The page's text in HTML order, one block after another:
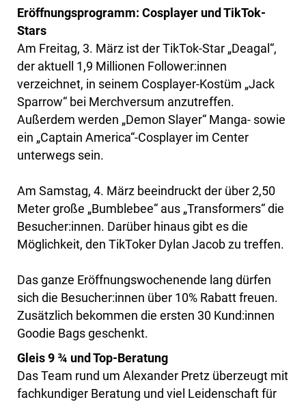
Eröffnungsprogramm: Cosplayer und TikTok-
Stars
Am Freitag, 3. März ist der TikTok-Star „Deagal“,
der aktuell 1,9 Millionen Follower:innen
verzeichnet, in seinem Cosplayer-Kostüm „Jack
Sparrow“ bei Merchversum anzutreffen.
Außerdem werden „Demon Slayer“ Manga- sowie
ein „Captain America“-Cosplayer im Center
unterwegs sein.
Am Samstag, 4. März beeindruckt der über 2,50
Meter große „Bumblebee“ aus „Transformers“ die
Besucher:innen. Darüber hinaus gibt es die
Möglichkeit, den TikToker Dylan Jacob zu treffen.
Das ganze Eröffnungswochenende lang dürfen
sich die Besucher:innen über 10% Rabatt freuen.
Zusätzlich bekommen die ersten 30 Kund:innen
Goodie Bags geschenkt.
Gleis 9 ¾ und Top-Beratung
Das Team rund um Alexander Pretz überzeugt mit
fachkundiger Beratung und viel Leidenschaft für